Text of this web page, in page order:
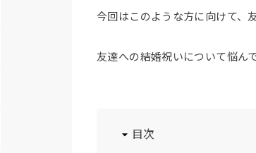
今回はこのような方に向けて、
友達への結婚祝いについて悩ん
目次